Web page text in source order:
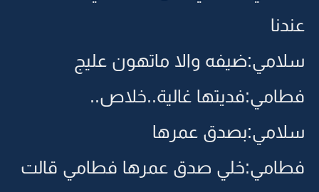
عندنا
سلامي:ضيفه والا ماتهون عليج
فطامي:فديتها غالية..خلاص..
سلامي:بصدق عمرها
فطامي:خلي صدق عمرها فطامي قالت